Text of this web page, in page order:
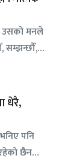
उसको मनले
सम्झन्छौँ,…
धेरै,
पनि
छैन…